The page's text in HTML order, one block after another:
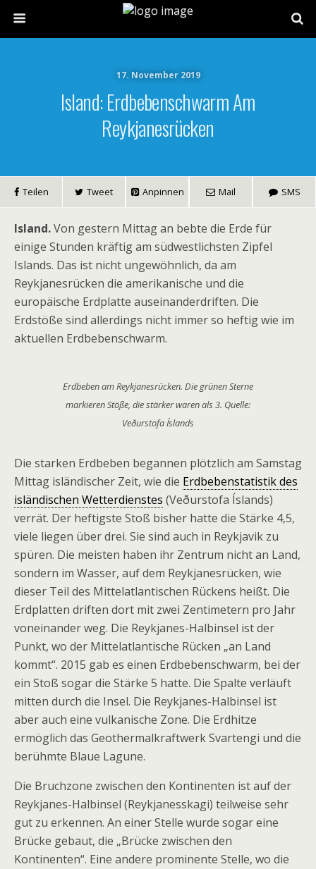
17. November 2019
Island: Erdbebenschwarm Am
Reykjanesrücken
Teilen Tweet Anpinnen Mail SMS
Island.Von gestern Mittag an bebte die Erde für
einige Stunden kräftig am südwestlichsten Zipfel
Islands. Das ist nicht ungewöhnlich, da am
Reykjanesrücken die amerikanische und die
europäische Erdplatte auseinanderdriften. Die
Erdstöße sind allerdings nicht immer so heftig wie im
aktuellen Erdbebenschwarm.
Erdbeben am Reykjanesrücken. Die grünen Sterne
markieren Stöße, die stärker waren als 3. Quelle:
Veðurstofa Íslands
Die starken Erdbeben begannen plötzlich am Samstag
Mittag isländischer Zeit, wie die Erdbebenstatistik des
isländischen Wetterdienstes (Veðurstofa Íslands)
verrät. Der heftigste Stoß bisher hatte die Stärke 4,5,
viele liegen über drei. Sie sind auch in Reykjavik zu
spüren. Die meisten haben ihr Zentrum nicht an Land,
sondern im Wasser, auf dem Reykjanesrücken, wie
dieser Teil des Mittelatlantischen Rückens heißt. Die
Erdplatten driften dort mit zwei Zentimetern pro Jahr
voneinander weg. Die Reykjanes-Halbinsel ist der
Punkt, wo der Mittelatlantische Rücken „an Land
kommt“. 2015 gab es einen Erdbebenschwarm, bei der
ein Stoß sogar die Stärke 5 hatte. Die Spalte verläuft
mitten durch die Insel. Die Reykjanes-Halbinsel ist
aber auch eine vulkanische Zone. Die Erdhitze
ermöglich das Geothermalkraftwerk Svartengi und die
berühmte Blaue Lagune.
Die Bruchzone zwischen den Kontinenten ist auf der
Reykjanes-Halbinsel (Reykjanesskagi) teilweise sehr
gut zu erkennen. An einer Stelle wurde sogar eine
Brücke gebaut, die „Brücke zwischen den
Kontinenten“. Eine andere prominente Stelle, wo die